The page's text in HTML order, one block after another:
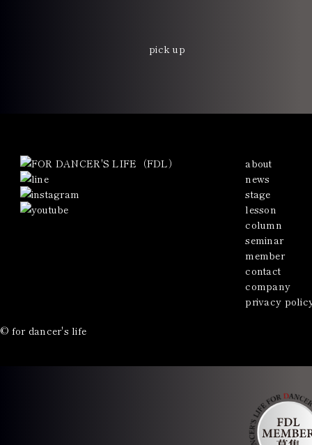
pick up
about
news
stage
lesson
column
seminar
member
contact
company
privacy
© for dancer's life